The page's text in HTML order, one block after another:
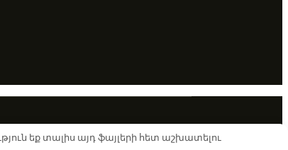
եք տալիս այդ ֆայլերի հետ աշխատելու